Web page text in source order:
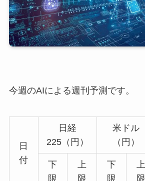
今週のAIによる週刊予測です。
日
付
日経
225（円）
米ドル
（円）
下
限
上
限
下
限
上
限